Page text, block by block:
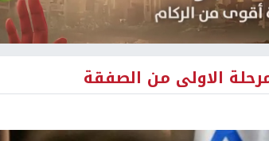
الاولى من الصفقة